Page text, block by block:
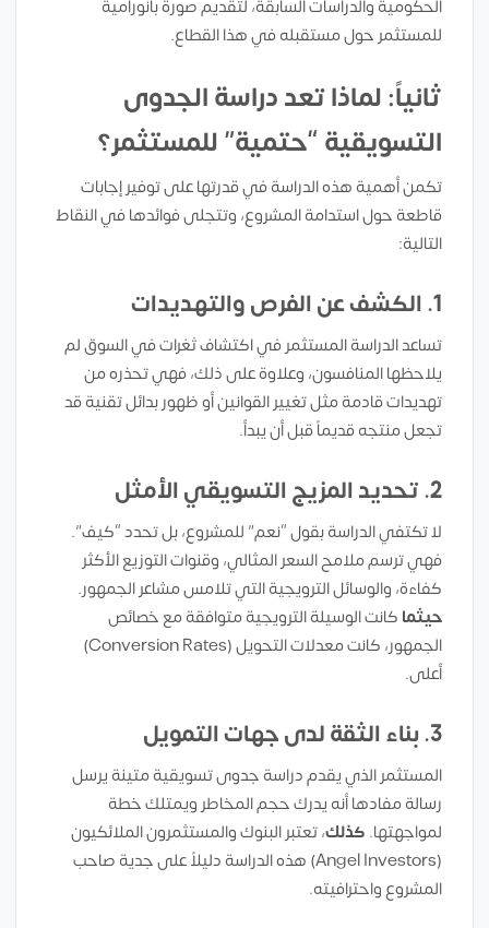
الحكومية والدراسات السابقة، لتقديم صورة بانورامية
للمستثمر حول مستقبله في هذا القطاع.
ثانياً: لماذا تعد دراسة الجدوى
التسويقية “حتمية” للمستثمر؟
تكمن أهمية هذه الدراسة في قدرتها على توفير إجابات
قاطعة حول استدامة المشروع، وتتجلى فوائدها في النقاط
التالية:
1. الكشف عن الفرص والتهديدات
تساعد الدراسة المستثمر في اكتشاف ثغرات في السوق لم
يلاحظها المنافسون، وعلاوة على ذلك، فهي تحذره من
تهديدات قادمة مثل تغيير القوانين أو ظهور بدائل تقنية قد
تجعل منتجه قديماً قبل أن يبدأ.
2. تحديد المزيج التسويقي الأمثل
لا تكتفي الدراسة بقول “نعم” للمشروع، بل تحدد “كيف”.
فهي ترسم ملامح السعر المثالي، وقنوات التوزيع الأكثر
كفاءة، والوسائل الترويجية التي تلامس مشاعر الجمهور.
حيثما كانت الوسيلة الترويجية متوافقة مع خصائص
الجمهور، كانت معدلات التحويل (Conversion Rates)
أعلى.
3. بناء الثقة لدى جهات التمويل
المستثمر الذي يقدم دراسة جدوى تسويقية متينة يرسل
رسالة مفادها أنه يدرك حجم المخاطر ويمتلك خطة
لمواجهتها. كذلك، تعتبر البنوك والمستثمرون الملائكيون
(Angel Investors) هذه الدراسة دليلاً على جدية صاحب
المشروع واحترافيته.